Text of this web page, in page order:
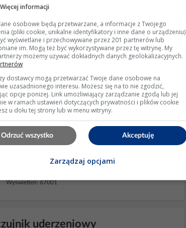
Toyota Corolla e12 z
Wszystko działa moja kostka miała pomieszane
jest OK. Auto kupiłem i wtyczka już kable tak miała
poduszkanie świeci po podłączeniu...
3075
kierownicy, porady
ze sterownikiem, wszystko pasowało i wspomaganie
żeby uważać na taśmę od klaksonu i od
zaświeciła siępoduszkai przestał...
Wyświetleń: 67001
uderzeniowy
Więcej informacji
osobowe będą przetwarzane, a informacje z Twojego
(pliki cookie, unikalne identyfikatory i inne dane o urządzeniu)
wyświetlane i przechowywane przez 201 partnerów lub
im. Mogą też być wykorzystywane przez tę witrynę. My
możemy używać dokładnych danych geolokalizacyjnych.
dostawcy mogą przetwarzać Twoje dane osobowe na
uzasadnionego interesu. Możesz się na to nie zgodzić,
opcje poniżej. Link umożliwiający zarządzanie zgodą lub jej
w ramach ustawień dotyczących prywatności i plików cookie
u dołu tej strony lub w menu witryny.
Akceptuję
Odrzuć wszystko
Zarządzaj opcjami